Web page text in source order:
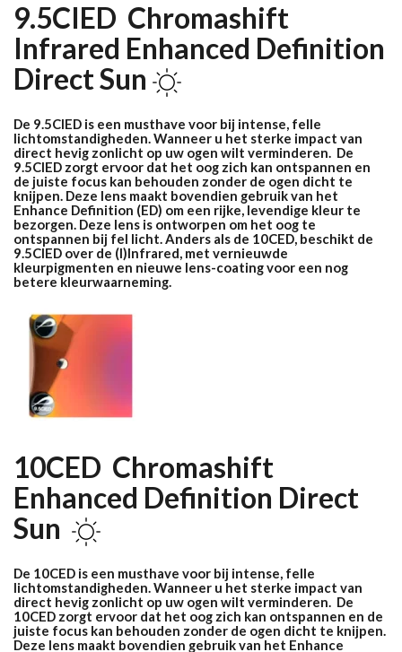
9.5CIED Chromashift
Infrared Enhanced Definition
Direct Sun
De 9.5CIED is een musthave voor bij intense, felle
lichtomstandigheden.Wanneer u het sterke impact van
direct hevig zonlicht op uw ogen wilt verminderen. De
9.5CIED zorgt ervoor dat het oog zich kan ontspannen en
de juiste focus kan behouden zonder de ogen dicht te
knijpen. Deze lens maakt bovendien gebruik van het
Enhance Definition (ED) om een ​​rijke, levendige kleur te
bezorgen. Deze lens is ontworpen om het oog te
ontspannen bij fel licht. Anders als de 10CED, beschikt de
9.5CIED over de (I)Infrared, met vernieuwde
kleurpigmenten en nieuwe lens-coating voor een nog
betere kleurwaarneming.
10CED Chromashift
Enhanced Definition Direct
Sun
De 10CED is een musthave voor bij intense, felle
lichtomstandigheden.Wanneer u het sterke impact van
direct hevig zonlicht op uw ogen wilt verminderen. De
10CED zorgt ervoor dat het oog zich kan ontspannen en de
juiste focus kan behouden zonder de ogen dicht te knijpen.
Deze lens maakt bovendien gebruik van het Enhance